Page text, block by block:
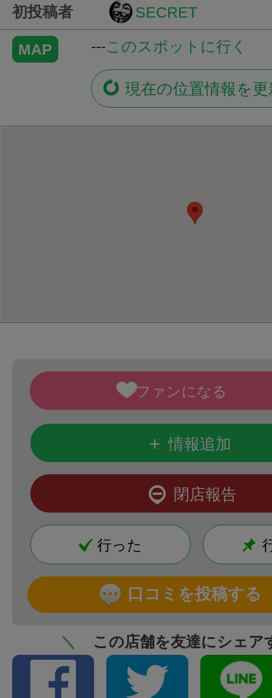
初投稿者 SECRET
MAP ---このスポットに行く
現在の位置情報を
+ 情報追加
閉店報告
行った
口コミを投稿する
＼ この店舗を友達にシェア